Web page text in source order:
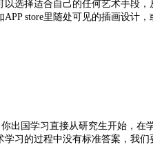
选择适合自己的任何艺术手段
store里随处可见的插画设
出国学习直接从研究生开始，
习的过程中没有标准答案，我